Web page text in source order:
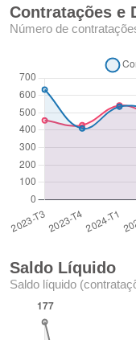
Contratações e
Número de
Saldo Líquido
Saldo líquido